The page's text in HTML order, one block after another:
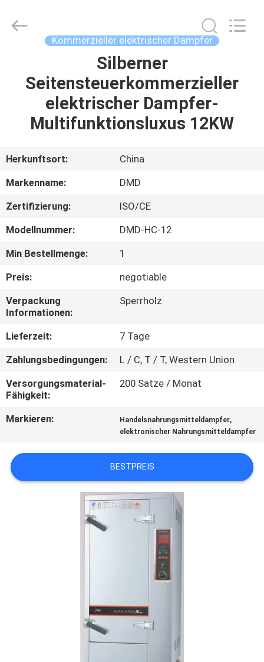
PRODUKTE
ÜBER
FABRIK-
AUSFLUG
QUALITÄTSKONTROLLE
TRETEN
MIT
UNS
NACHRICHTEN
equipments
limited.
Kommerzieller elektrischer Dampfer
Silberner
Seitensteuerkommerzieller
elektrischer Dampfer-
Multifunktionsluxus 12KW
Herkunftsort:
China
Markenname:
DMD
Zertifizierung:
ISO/CE
Modellnummer:
DMD-HC-12
Min Bestellmenge:
1
Preis:
negotiable
Verpackung
Informationen:
Sperrholz
Lieferzeit:
7 Tage
Zahlungsbedingungen:
L / C, T / T, Western Union
Versorgungsmaterial-
Fähigkeit:
200 Sätze / Monat
Markieren: Handelsnahrungsmitteldampfer,
elektronischer Nahrungsmitteldampfer
BESTPREIS